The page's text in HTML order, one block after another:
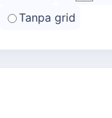
Tanpa grid